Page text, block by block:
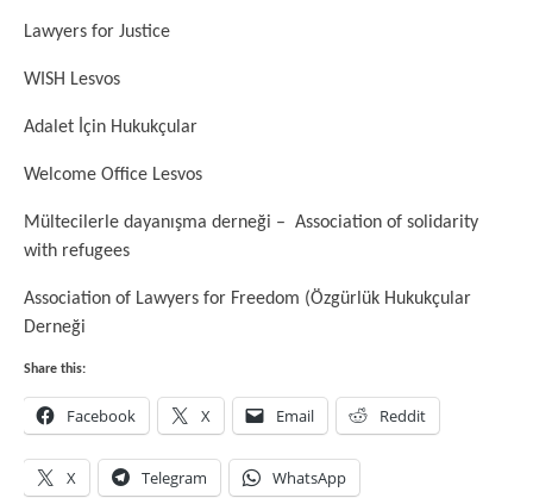
Lawyers for Justice
WISH Lesvos
Adalet İçin Hukukçular
Welcome Office Lesvos
Mültecilerle dayanışma derneği – Association of solidarity
with refugees
Association of Lawyers for Freedom (Özgürlük Hukukçular
Derneği
Share this:
Facebook X Email Reddit
X Telegram WhatsApp